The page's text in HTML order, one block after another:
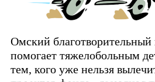
Омский благотворительный
помогает тяжелобольным
тем, кого уже нельзя